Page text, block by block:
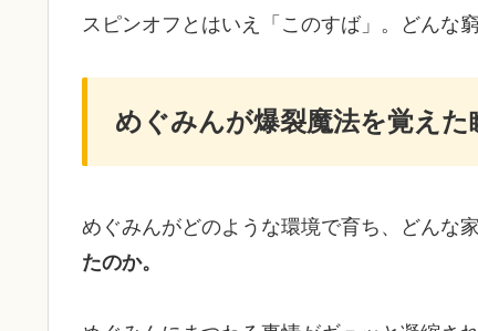
スピンオフとはいえ「このすば」。どんな
めぐみんが爆裂魔法を覚えた
めぐみんがどのような環境で育ち、どんな
たのか。